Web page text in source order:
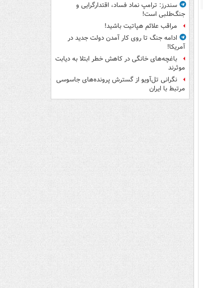
سندرز: ترامپ نماد فساد، اقتدارگرایی و
جنگ‌طلبی است!
مراقب علائم هپاتیت باشید!
ادامه جنگ تا روی کار آمدن دولت جدید در
آمریکا!
باغچه‌های خانگی در کاهش خطر ابتلا به دیابت
موثرند
نگرانی تل‌آویو از گسترش پرونده‌های جاسوسی
مرتبط با ایران